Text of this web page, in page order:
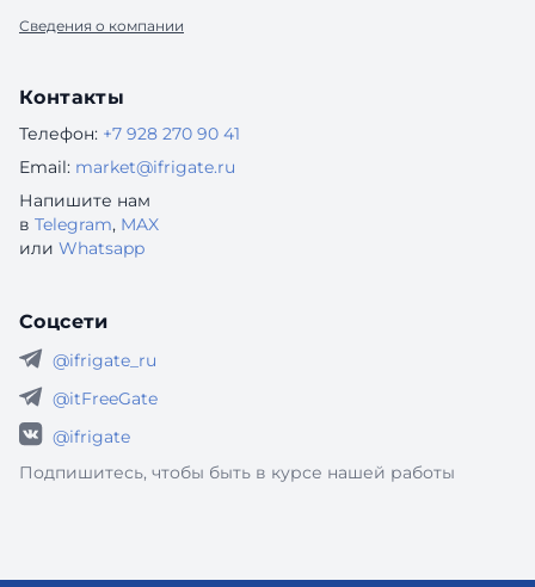
Сведения о компании
Контакты
Телефон: +7 928 270 90 41
Email: market@ifrigate.ru
Напишите нам
в Telegram, MAX
или Whatsapp
Соцсети
@ifrigate_ru
@itFreeGate
@ifrigate
Подпишитесь, чтобы быть в курсе нашей работы